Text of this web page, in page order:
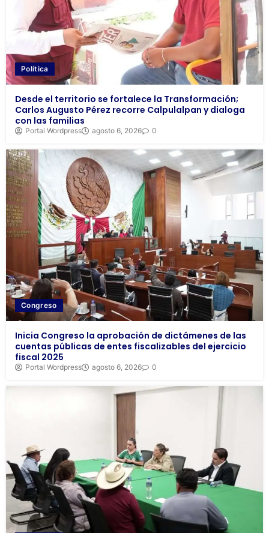
Política
Desde el territorio se fortalece la Transformación;
Carlos Augusto Pérez recorre Calpulalpan y dialoga
con las familias
Portal Wordpress agosto 6, 2026 0
Congreso
Inicia Congreso la aprobación de dictámenes de las
cuentas públicas de entes fiscalizables del ejercicio
fiscal 2025
Portal Wordpress agosto 6, 2026 0